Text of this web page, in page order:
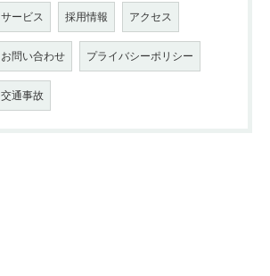
サービス 採用情報 アクセス
お問い合わせ プライバシーポリシー
交通事故